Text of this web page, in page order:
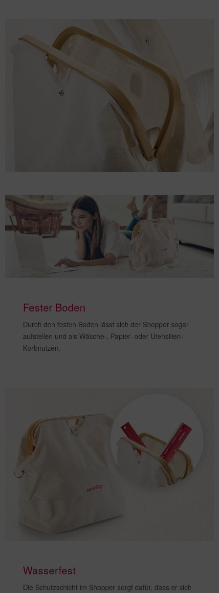
Fester Boden
Durch den festen Boden lässt sich der Shopper sogar
aufstellen und als Wäsche-, Papier- oder Utensilien-
Korbnutzen.
Wasserfest
Die Schutzschicht im Shopper sorgt dafür, dass er sich